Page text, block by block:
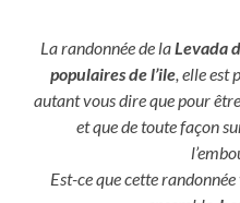
La randonnée de laLevada
populaires de l’ile, elle est
autant vous dire que pour
et que de toute façon
Est-ce que cette